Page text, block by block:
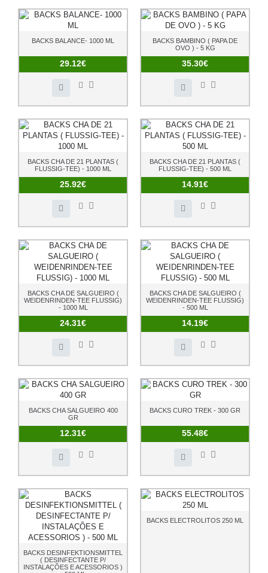
BACKS BALANCE- 1000 ML
29.12€
BACKS BAMBINO ( PAPA DE
OVO ) - 5 KG
35.30€
BACKS CHA DE 21 PLANTAS (
FLUSSIG-TEE) - 1000 ML
25.92€
BACKS CHA DE 21 PLANTAS (
FLUSSIG-TEE) - 500 ML
14.91€
BACKS CHA DE SALGUEIRO (
WEIDENRINDEN-TEE FLUSSIG)
- 1000 ML
24.31€
BACKS CHA DE SALGUEIRO (
WEIDENRINDEN-TEE FLUSSIG)
- 500 ML
14.19€
BACKS CHA SALGUEIRO 400
GR
12.31€
BACKS CURO TREK - 300 GR
55.48€
BACKS DESINFEKTIONSMITTEL
( DESINFECTANTE P/
INSTALAÇÕES E ACESSORIOS )
BACKS ELECTROLITOS 250 ML